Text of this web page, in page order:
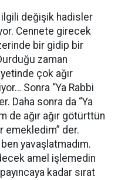
değişik hadisler
Cennete girecek
bir gidip bir
zaman
çok ağır
Sonra “Ya Rabbi
Daha sonra da “Ya
de ağır ağır götürttün
emekledim” der.
yavaşlatmadım.
amel işlemedin
kadar sırat